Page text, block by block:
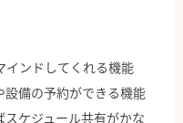
インドしてくれる機能
備の予約ができる機能
ケジュール共有がかな